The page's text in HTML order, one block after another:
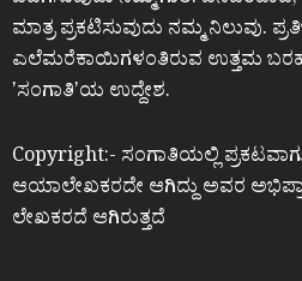
ಮಾತ್ರ ಪ್ರಕಟಿಸುವುದು ನಮ್ಮ ನಿಲುವು.
ಎಲೆಮರೆಕಾಯಿಗಳಂತಿರುವ ಉತ್ತಮ
ʼಸಂಗಾತಿʼಯ ಉದ್ದೇಶ.
Copyright:- ಸಂಗಾತಿಯಲ್ಲಿ
ಆಯಾಲೇಖಕರದೇ ಆಗಿದ್ದು ಅವರ
ಲೇಖಕರದೆ ಆಗಿರುತ್ತದೆ